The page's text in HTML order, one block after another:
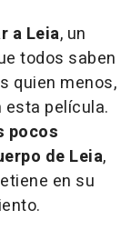
a Leia, un
todos saben
quien menos,
esta película.
pocos
de Leia,
en su